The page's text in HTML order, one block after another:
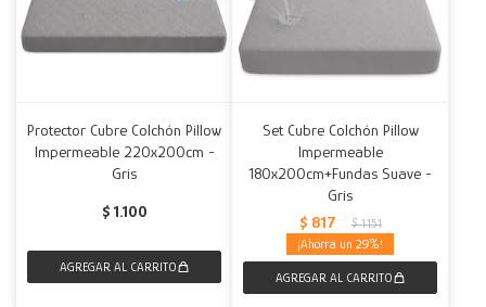
Protector Cubre Colchón Pillow
Impermeable 220x200cm -
Gris
$ 1.100
Set Cubre Colchón Pillow
Impermeable
180x200cm+Fundas Suave -
Gris
$ 817 $ 1.151
29